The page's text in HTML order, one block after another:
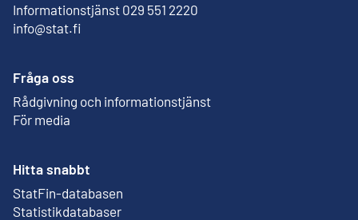
Informationstjänst 029 551 2220
info@stat.fi
Fråga oss
Rådgivning och informationstjänst
För media
Hitta snabbt
StatFin-databasen
Extern länk
Statistikdatabaser